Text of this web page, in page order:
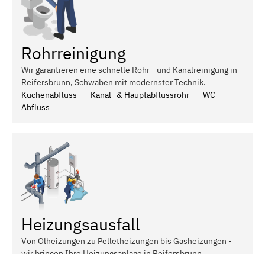
Rohrreinigung
Wir garantieren eine schnelle Rohr - und Kanalreinigung in
Reifersbrunn, Schwaben mit modernster Technik.
Küchenabfluss
Kanal- & Hauptabflussrohr
WC-
Abfluss
Heizungsausfall
Von Ölheizungen zu Pelletheizungen bis Gasheizungen -